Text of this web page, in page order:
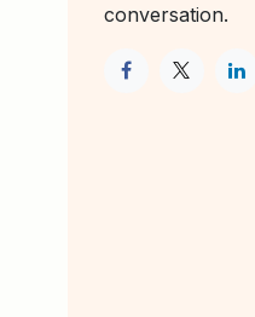
conversation.